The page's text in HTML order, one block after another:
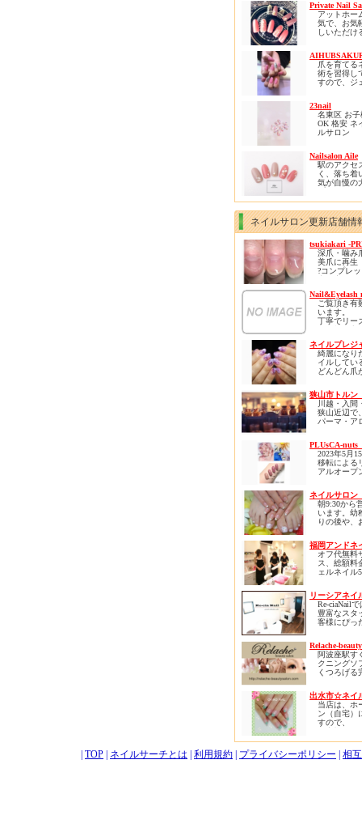
何度でも通
るようなリ
ロン、、、
「通えるリ
高技術をご
します。
待合とネイ
スはハワイ
はバリ空間
ております
リニューア
ンをし、さ
く、居心地
柏の他には
な空間で是
ろのストレ
ら癒されに
スカルプ・
イル・マツ
ご予約承っ
す(^^)/
まずはお気
い合わせく
☆♪(^_-)-☆
たくさんの
心よりおま
ります( *´
Private Nail
アットホー
気で、お気
しいただけ
着いて施術
るサロンと
ります。
オープンは
ネイリスト
有資格者で
心して何で
ください。
皆様のご来
おります。
爪を育てる
術を習得し
すので、ジ
客様是非1
ださい
23nail
名東区 お子
OK 格安 ネ
ルサロン
※駐車場あ
ご新規様に
円オフとな
Nailsalon Aile
駅のアクセ
く、落ち着
気が自慢の
です✨
カラー選び
ン、自爪の
丁寧にカウ
グさせてい
す😊
角質ケアで
を緩和でき
部までのケ
様に喜ばれ
ニューです
きたいです
ネイルサロン更新店舗情
tsukiakari -
深爪・噛み
美爪に再生
?コンプレ
?初回から
?ネイルNG
風仕上げが
?肌も再生
?実績5万件
ロネイル??
正】導入
Nail&Eyelash
ご覧頂き有
います。
丁寧でリー
を頂いてお
リピーター
ロン初心者
していらし
けるアット
ネイルプレジ
綺麗になり
イルしてい
どんどん爪
や、
自分らしさ
くてネイル
に
みんなと同
からしか選
いなど、
大好きなネ
いになりそ
つらい思い
しても大丈
ネイルプレ
ーリングは
を健康に育
存分自分の
界観を爪先
来る、自分
自分自身の
ロンです。
ネイルは自
はなく自己
す。
感を生み、
がります。
あなたも爪
自分を楽し
か？
あなたのお
待ちしてお
狭山市トル
川越・入間
狭山近辺で
パーマ・ア
健康のサロ
クゼーショ
旧アートメ
ンディで
H30.8.25に
線『 新狭
口 』徒歩3
に移転し、
ラクゼーシ
以前と変わ
性・女性・
年齢や性別
お気軽に、
PLUsCA-
2023年5月
移転による
アルオープ
新しくスタ
えて
楽しく、美
たいと願う
ます。
ご予約頂く
すが、突然
でも
案内が可能
それでは、
来店をお待
ネイルサロン
朝9:30から
います。幼
りの後や、
有効に使え
評いただい
す！
田町駅・三
慶応大学か
く、芝浦・
布十番から
お散歩がて
いただける
ベースジェ
ジェル、バ
ル、パラジ
リジェルな
をお選びい
す。経験豊
ッフがアド
たします。
ザインの中
ベビーカー
同伴も可能
福岡アンドネ
オフ代無料
ス、総額料
ェルネイル
ルデザイン
ます。通い
様のための
ロン。
リーシアネ
Re-ciaNail
豊富なスタ
客様にぴっ
お客様がく
落ち着きの
ン作りを心
ます。
で指先から
を叶えられ
ベートサロ
スタッフ一
お待ちして
Relache-
阿波座駅す
クニングソ
くつろげる
プライベー
だからこそ
お客様一人
キメ細やか
エクステ、
ーマ、エス
クと、 幅
出水市☆ネイ
当店は、ホ
ン（自宅）
すので、
満喫して戴
思います。
また、当店
TOP ネイルサーチとは 利用規約 プライバシーポリシー 相